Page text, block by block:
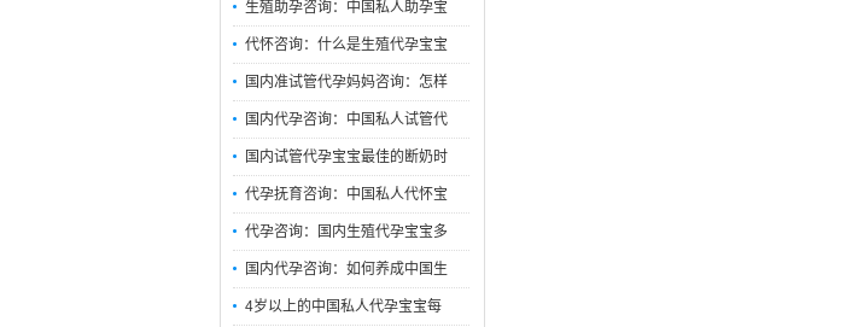
生殖助孕咨询：中国私人助孕宝
代怀咨询：什么是生殖代孕宝宝
国内准试管代孕妈妈咨询：怎样
国内代孕咨询：中国私人试管代
国内试管代孕宝宝最佳的断奶时
代孕抚育咨询：中国私人代怀宝
代孕咨询：国内生殖代孕宝宝多
国内代孕咨询：如何养成中国生
4岁以上的中国私人代孕宝宝每